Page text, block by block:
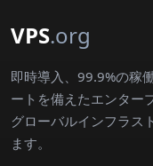
VPS.org
即時導入、99.9%の稼
ートを備えたエンター
グローバルインフラス
ます。